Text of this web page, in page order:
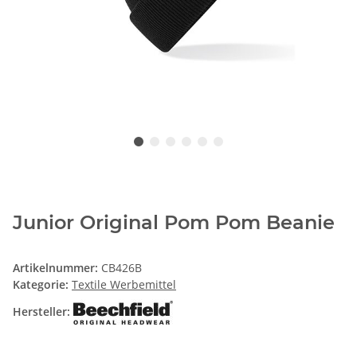
Junior Original Pom Pom Beanie
Artikelnummer: CB426B
Kategorie: Textile Werbemittel
Hersteller: